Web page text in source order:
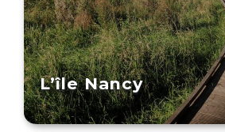
L’île Nancy